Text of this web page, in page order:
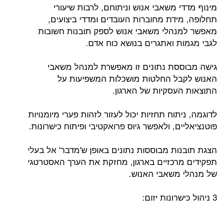
מינוף מדדי משאבי אנוש וניתוחם, לרבות שיעורי
תחלופה, מידת מחוברות העובדים ומדדי ביצועים,
מאפשר למנהלי משאבי אנוש לספק תובנות חשובות
לגבי מגמות ואתגרים בנושא כוח אדם.
גישה מבוססת נתונים זו מאפשרת למנהל משאבי
האנוש לקבל החלטות מושכלות המשפיעות על
התוצאות העסקיות של הארגון.
לדוגמה, ניתוח תחזיות יכול לעזור לזהות פערי מיומנויות
פוטנציאליים, ולאפשר גיוס פרואקטיבי ופיתוח כישרונות.
הצגת תובנות מבוססות נתונים באופן ש'מדבר' אל בעלי
תפקידים מרכזיים בארגון, מחזקת את הערך האסטרטגי
של מנהלי משאבי האנוש.
3 ניהול כישרונות יזום: